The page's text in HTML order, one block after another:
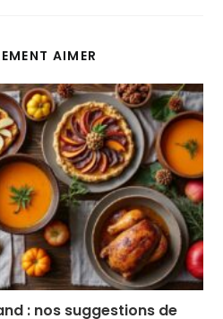
AIMER
: nos suggestions de